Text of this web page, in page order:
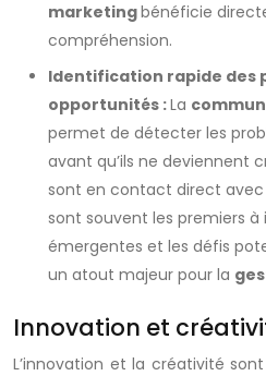
marketingbénéficie
compréhension.
Identification rapide des
opportunités :La
permet de détecter les
avant qu’ils ne deviennent
sont en contact direct
sont souvent les premiers
émergentes et les défis
un atout majeur pour la
Innovation et
L’innovation et la créativité